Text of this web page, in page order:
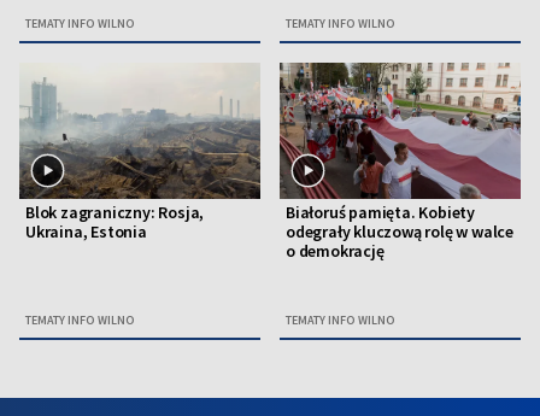
TEMATY INFO WILNO TEMATY INFO WILNO
Blok zagraniczny: Rosja,
Ukraina, Estonia
TEMATY INFO WILNO
Białoruś pamięta. Kobiety
odegrały kluczową rolę w walce
o demokrację
TEMATY INFO WILNO